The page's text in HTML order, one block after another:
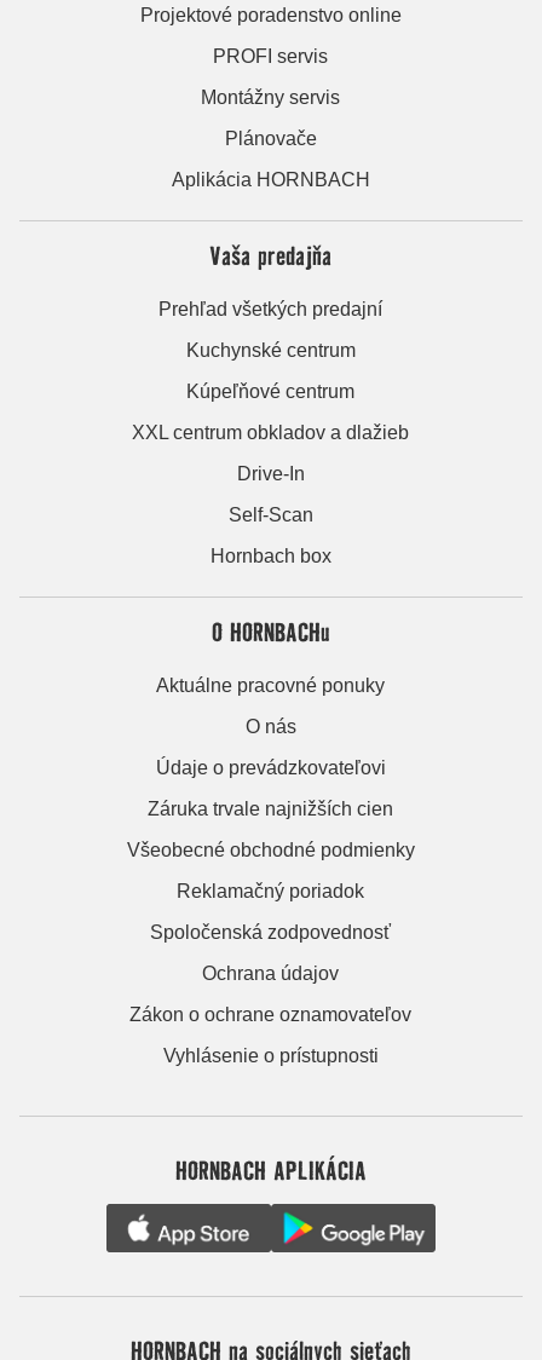
Projektové poradenstvo online
PROFI servis
Montážny servis
Plánovače
Aplikácia HORNBACH
Vaša predajňa
Prehľad všetkých predajní
Kuchynské centrum
Kúpeľňové centrum
XXL centrum obkladov a dlažieb
Drive-In
Self-Scan
Hornbach box
O HORNBACHu
Aktuálne pracovné ponuky
O nás
Údaje o prevádzkovateľovi
Záruka trvale najnižších cien
Všeobecné obchodné podmienky
Reklamačný poriadok
Spoločenská zodpovednosť
Ochrana údajov
Zákon o ochrane oznamovateľov
Vyhlásenie o prístupnosti
HORNBACH APLIKÁCIA
HORNBACH na sociálnych sieťach